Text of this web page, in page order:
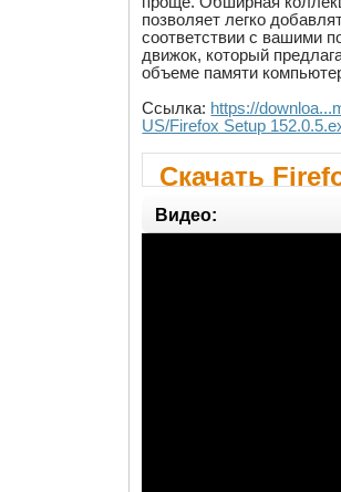
позволяет легко
соответствии с вашими
движок, который
объеме памяти
Ссылка: https://
US/Firefox Setup
Скачать
Видео: